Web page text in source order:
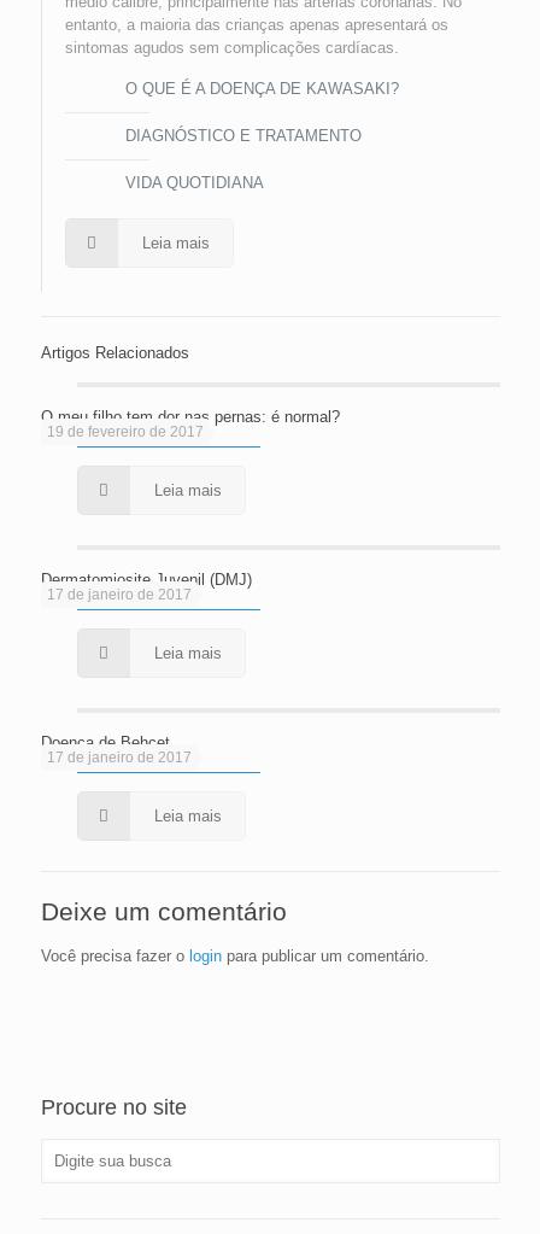
entanto, a maioria das crianças apenas apresentará os
sintomas agudos sem complicações cardíacas.
O QUE É A DOENÇA DE KAWASAKI?
DIAGNÓSTICO E TRATAMENTO
VIDA QUOTIDIANA
Leia mais
Artigos Relacionados
19 de fevereiro de 2017
O meu filho tem dor nas pernas: é normal?
Leia mais
17 de janeiro de 2017
Dermatomiosite Juvenil (DMJ)
Leia mais
17 de janeiro de 2017
Doença de Behçet
Leia mais
Deixe um comentário
Você precisa fazer o loginpara publicar um comentário.
Procure no site